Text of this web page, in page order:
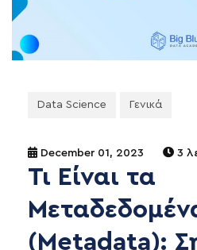
Data Science Γενικά
December 01, 2023 3
Τι Είναι τα
(Metadata):